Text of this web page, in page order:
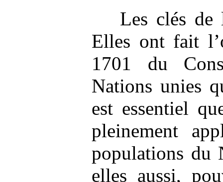
Les clés de
Elles ont fait
1701 du
Nations unies
est essentiel
pleinement
populations du
elles aussi,